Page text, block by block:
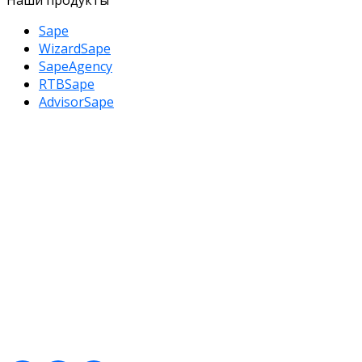
Sape
WizardSape
SapeAgency
RTBSape
AdvisorSape